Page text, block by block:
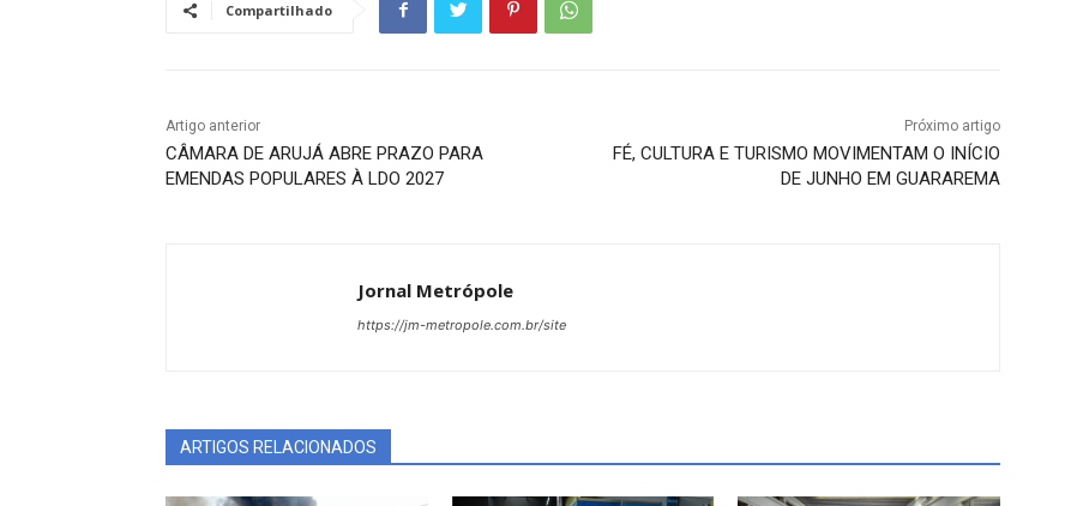
Compartilhado
Artigo anterior
CÂMARA DE ARUJÁ ABRE PRAZO PARA
EMENDAS POPULARES À LDO 2027
Próximo artigo
FÉ, CULTURA E TURISMO MOVIMENTAM O INÍCIO
DE JUNHO EM GUARAREMA
Jornal Metrópole
https://jm-metropole.com.br/site
ARTIGOS RELACIONADOS